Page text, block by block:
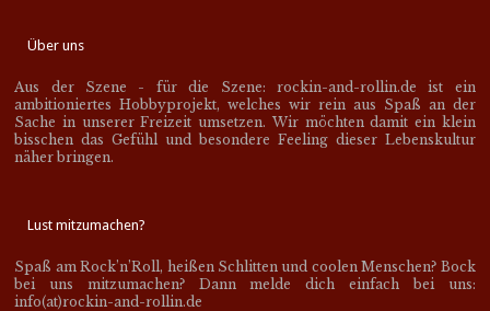
Über uns
Aus der Szene - für die Szene: rockin-and-rollin.de ist ein
ambitioniertes Hobbyprojekt, welches wir rein aus Spaß an der
Sache in unserer Freizeit umsetzen. Wir möchten damit ein klein
bisschen das Gefühl und besondere Feeling dieser Lebenskultur
näher bringen.
Lust mitzumachen?
Spaß am Rock’n’Roll, heißen Schlitten und coolen Menschen? Bock
bei uns mitzumachen? Dann melde dich einfach bei uns:
info(at)rockin-and-rollin.de